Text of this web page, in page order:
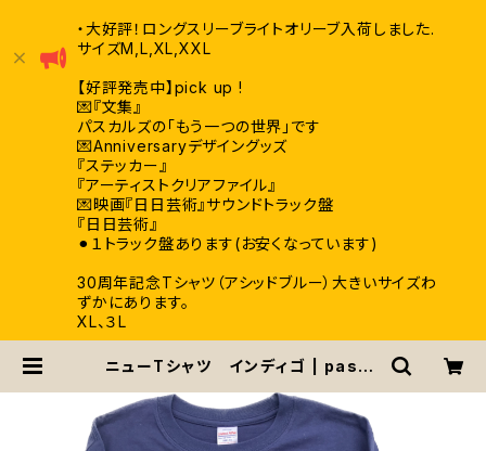
・大好評！ロングスリーブライトオリーブ入荷しました.
サイズM,L,XL,XXL
【好評発売中】pick up !
💌『文集』
パスカルズの「もう一つの世界」です
💌Anniversaryデザイングッズ
『ステッカー』
『アーティストクリアファイル』
💌映画『日日芸術』サウンドトラック盤
『日日芸術』
⚫︎１トラック盤あります(お安くなっています)
30周年記念Tシャツ（アシッドブルー）大きいサイズわ
ずかにあります。
XL、３L
ニューTシャツ インディゴ | pasca